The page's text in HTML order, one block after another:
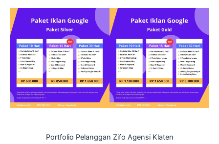
Portfolio Pelanggan Zifo Agensi Klaten